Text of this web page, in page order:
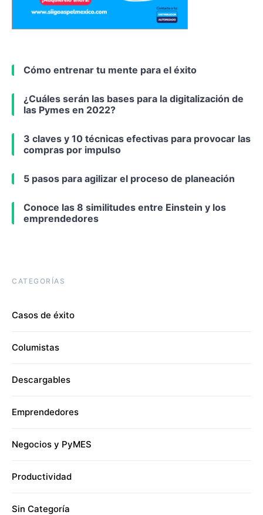
Cómo entrenar tu mente para el éxito
¿Cuáles serán las bases para la digitalización de
las Pymes en 2022?
3 claves y 10 técnicas efectivas para provocar las
compras por impulso
5 pasos para agilizar el proceso de planeación
Conoce las 8 similitudes entre Einstein y los
emprendedores
CATEGORÍAS
Casos de éxito
Columistas
Descargables
Emprendedores
Negocios y PyMES
Productividad
Sin Categoría